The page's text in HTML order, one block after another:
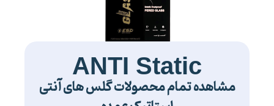
ANTI Static
مشاهده تمام محصولات گلس های آنتی